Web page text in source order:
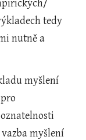
tedy
nutně a
myšlení
myšlení